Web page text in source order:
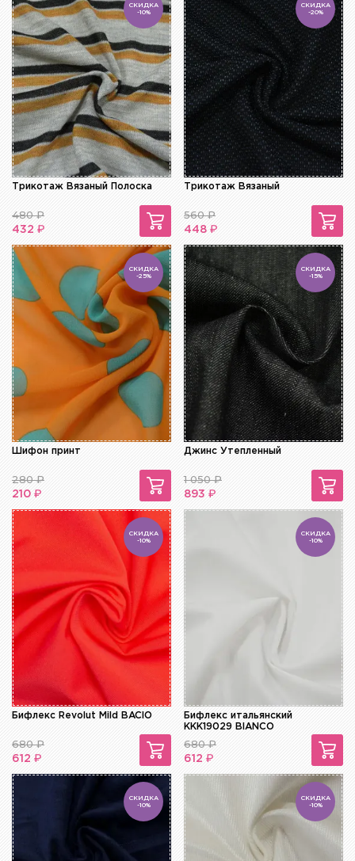
СКИДКА
-10%
Трикотаж Вязаный Полоска
480₽
432 ₽
СКИДКА
-20%
Трикотаж Вязаный
560₽
448 ₽
СКИДКА
-25%
Шифон принт
280₽
210 ₽
СКИДКА
-15%
Джинс Утепленный
1 050₽
893 ₽
СКИДКА
-10%
Бифлекс Revolut Mild BACIO
680₽
612 ₽
СКИДКА
-10%
Бифлекс итальянский
KKK19029 BIANCO
680₽
612 ₽
СКИДКА
-10%
СКИДКА
-10%